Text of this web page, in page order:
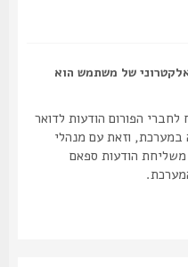
של משתמש הוא
הפורום הודעות לדואר
וזאת עם מנהלי
הודעות ספאם